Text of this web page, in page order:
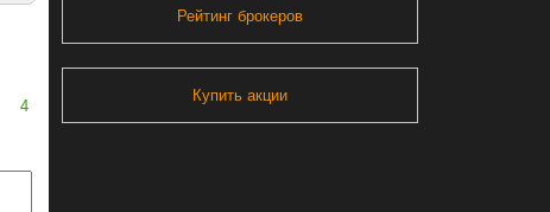
4
Рейтинг брокеров
Купить акции